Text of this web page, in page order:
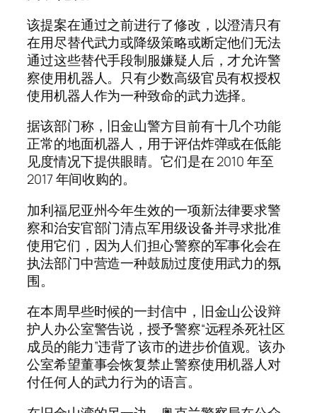
该提案在通过之前进行了修改，以澄清只有
在用尽替代武力或降级策略或断定他们无法
通过这些替代手段制服嫌疑人后，才允许警
察使用机器人。只有少数高级官员有权授权
使用机器人作为一种致命的武力选择。
据该部门称，旧金山警方目前有十几个功能
正常的地面机器人，用于评估炸弹或在低能
见度情况下提供眼睛。它们是在 2010 年至
2017 年间收购的。
加利福尼亚州今年生效的一项新法律要求警
察和治安官部门清点军用级设备并寻求批准
使用它们，因为人们担心警察的军事化会在
执法部门中营造一种鼓励过度使用武力的氛
围。
在本周早些时候的一封信中，旧金山公设辩
护人办公室警告说，授予警察“远程杀死社区
成员的能力”违背了该市的进步价值观。该办
公室希望董事会恢复禁止警察使用机器人对
付任何人的武力行为的语言。